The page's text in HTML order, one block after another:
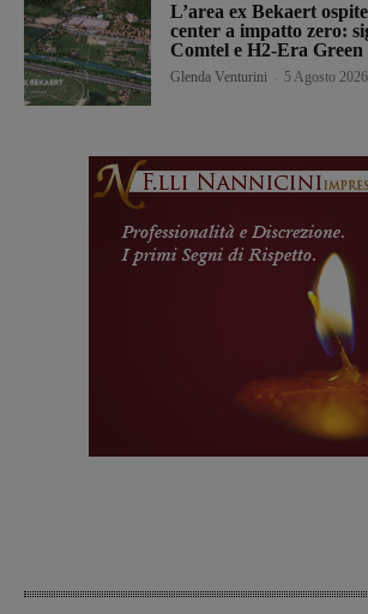
L’area ex Bekaert
center a impatto zero:
Comtel e H2-Era Green
Glenda Venturini 5 Agosto 2026